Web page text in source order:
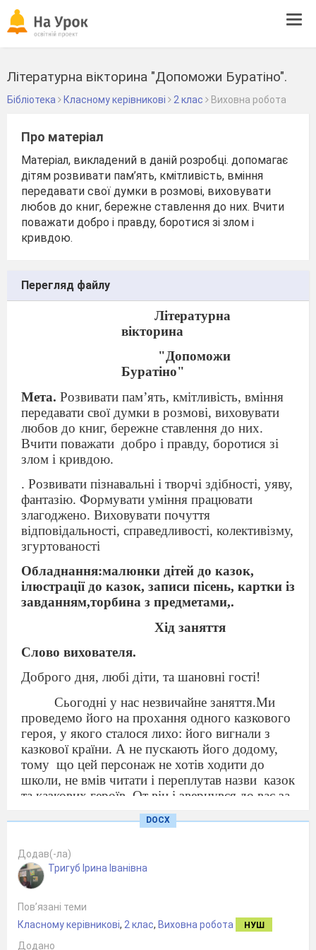
Літературна вікторина "Допоможи Буратіно".
Бібліотека Класному керівникові 2 клас Виховна робота
Про матеріал
Матеріал, викладений в даній розробці. допомагає
дітям розвивати пам’ять, кмітливість, вміння
передавати свої думки в розмові, виховувати
любов до книг, бережне ставлення до них. Вчити
поважати добро і правду, боротися зі злом і
кривдою.
Перегляд файлу
Літературна
вікторина
"Допоможи
Буратіно"
Мета. Розвивати пам’ять, кмітливість, вміння
передавати свої думки в розмові, виховувати
любов до книг, бережне ставлення до них.
Вчити поважати добро і правду, боротися зі
злом і кривдою.
. Розвивати пізнавальні і творчі здібності, уяву,
фантазію. Формувати уміння працювати
злагоджено. Виховувати почуття
відповідальності, справедливості, колективізму,
згуртованості
Обладнання:малюнки дітей до казок,
ілюстрації до казок, записи пісень, картки із
завданням,торбина з предметами,.
Хід заняття
Слово вихователя.
Доброго дня, любі діти, та шановні гості!
Сьогодні у нас незвичайне заняття.Ми
проведемо його на прохання одного казкового
героя, у якого сталося лихо: його вигнали з
казкової країни. А не пускають його додому,
тому що цей персонаж не хотів ходити до
школи, не вмів читати і переплутав назви казок
та казкових героїв. От він і звернувся до вас за
допомогою: виконати запропоновані йому
завдання і повернутися додому. А він обіцяє
знайомитися з казками. Допоможемо? А хто ж
цей герой? Відгадайте.
Чомусь потрапляє в балаган
полотняний.
DOCX
Додав(-ла)
Тригуб Ірина Іванівна
Пов’язані теми
Класному керівникові, 2 клас, Виховна робота НУШ
Додано